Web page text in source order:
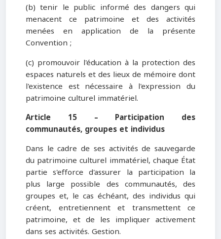
(b) tenir le public informé des dangers qui
menacent ce patrimoine et des activités
menées en application de la présente
Convention ;
(c) promouvoir l'éducation à la protection des
espaces naturels et des lieux de mémoire dont
l'existence est nécessaire à l'expression du
patrimoine culturel immatériel.
Article 15 – Participation des
communautés, groupes et individus
Dans le cadre de ses activités de sauvegarde
du patrimoine culturel immatériel, chaque État
partie s'efforce d'assurer la participation la
plus large possible des communautés, des
groupes et, le cas échéant, des individus qui
créent, entretiennent et transmettent ce
patrimoine, et de les impliquer activement
dans ses activités. Gestion.